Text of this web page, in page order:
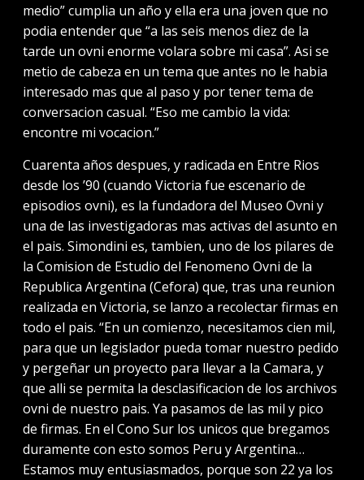
medio” cumplia un año y ella era una joven que no
podia entender que “a las seis menos diez de la
tarde un ovni enorme volara sobre mi casa”. Asi se
metio de cabeza en un tema que antes no le habia
interesado mas que al paso y por tener tema de
conversacion casual. “Eso me cambio la vida:
encontre mi vocacion.”
Cuarenta años despues, y radicada en Entre Rios
desde los ’90 (cuando Victoria fue escenario de
episodios ovni), es la fundadora del Museo Ovni y
una de las investigadoras mas activas del asunto en
el pais. Simondini es, tambien, uno de los pilares de
la Comision de Estudio del Fenomeno Ovni de la
Republica Argentina (Cefora) que, tras una reunion
realizada en Victoria, se lanzo a recolectar firmas en
todo el pais. “En un comienzo, necesitamos cien mil,
para que un legislador pueda tomar nuestro pedido
y pergeñar un proyecto para llevar a la Camara, y
que alli se permita la desclasificacion de los archivos
ovni de nuestro pais. Ya pasamos de las mil y pico
de firmas. En el Cono Sur los unicos que bregamos
duramente con esto somos Peru y Argentina…
Estamos muy entusiasmados, porque son 22 ya los